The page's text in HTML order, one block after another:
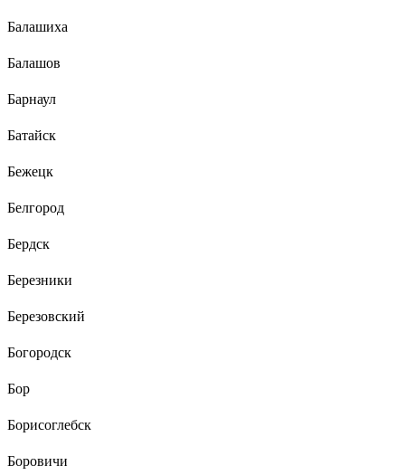
Балашиха
Балашов
Барнаул
Батайск
Бежецк
Белгород
Бердск
Березники
Березовский
Богородск
Бор
Борисоглебск
Боровичи